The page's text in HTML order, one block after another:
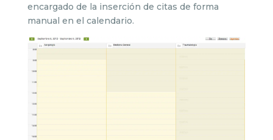
encargado de la inserción de citas de forma
manual en el calendario.